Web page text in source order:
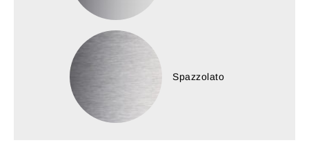
Spazzolato